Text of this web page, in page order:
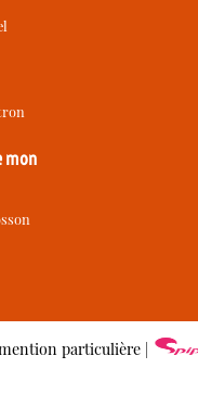
mon
particulière |